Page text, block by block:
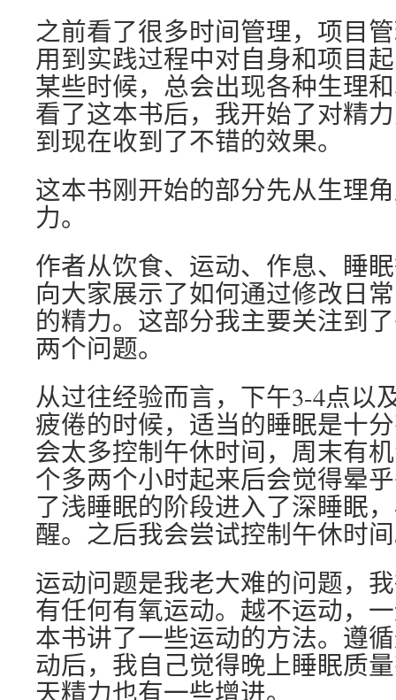
之前看了很多时间管理，项目
用到实践过程中对自身和项目
某些时候，总会出现各种生理
看了这本书后，我开始了对精
到现在收到了不错的效果。
这本书刚开始的部分先从生理
力。
作者从饮食、运动、作息、睡
向大家展示了如何通过修改日
的精力。这部分我主要关注到
两个问题。
从过往经验而言，下午3-4点以
疲倦的时候，适当的睡眠是十
会太多控制午休时间，周末有
个多两个小时起来后会觉得晕
了浅睡眠的阶段进入了深睡眠
醒。之后我会尝试控制午休时
运动问题是我老大难的问题，
有任何有氧运动。越不运动，
本书讲了一些运动的方法。遵
动后，我自己觉得晚上睡眠质
天精力也有一些增进。